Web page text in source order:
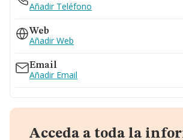
Añadir Teléfono
Web
Añadir Web
Email
Añadir Email
Acceda a toda la